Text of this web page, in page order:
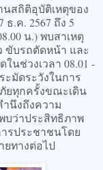
นสถิติอุบัติเหตุของ
ธ.ค. 2567 ถึง 5
น.) พบสาเหตุ
ขับรถตัดหน้า และ
นช่วงเวลา 08.01 -
ะมัดระวังในการ
ยทุกครั้งขณะเดิน
นึงถึงความ
บว่าประสิทธิภาพ
รประชาชนโดย
ทางต่อไป